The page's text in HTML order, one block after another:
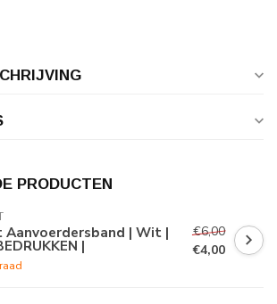
PRODUCTEN
Aanvoerdersband | Wit |
|
€6,00
€4,00